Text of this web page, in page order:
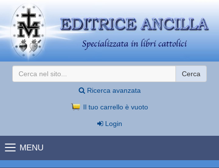
Cerca
Ricerca avanzata
Il tuo carrello è vuoto
Login
MENU